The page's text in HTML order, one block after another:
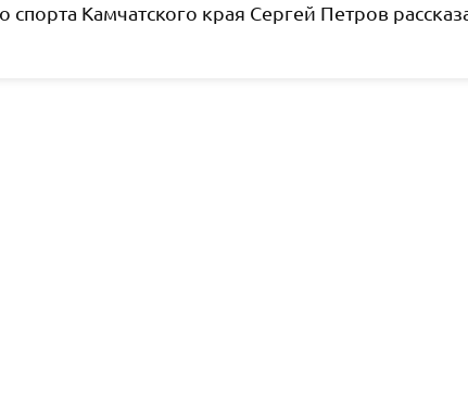
Камчатского края Сергей Петров